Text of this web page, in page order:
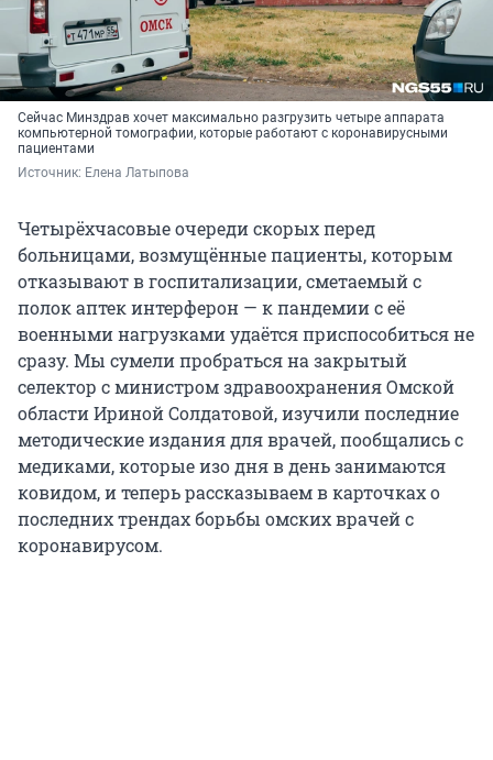
Сейчас Минздрав хочет максимально разгрузить четыре аппарата
компьютерной томографии, которые работают с коронавирусными
пациентами
Источник: Елена Латыпова
Четырёхчасовые очереди скорых перед
больницами, возмущённые пациенты, которым
отказывают в госпитализации, сметаемый с
полок аптек интерферон — к пандемии с её
военными нагрузками удаётся приспособиться не
сразу. Мы сумели пробраться на закрытый
селектор с министром здравоохранения Омской
области Ириной Солдатовой, изучили последние
методические издания для врачей, пообщались с
медиками, которые изо дня в день занимаются
ковидом, и теперь рассказываем в карточках о
последних трендах борьбы омских врачей с
коронавирусом.